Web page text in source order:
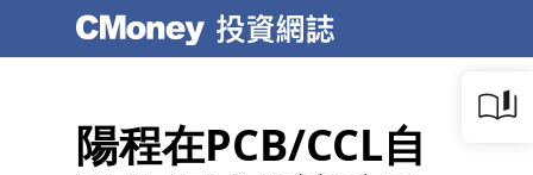
陽程在PCB/CCL自